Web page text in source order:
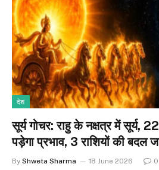
देश
सूर्य गोचर: राहु के नक्षत्र में सूर्य,
पड़ेगा प्रभाव, 3 राशियों की बदल
By Shweta Sharma 18 June 2026 0